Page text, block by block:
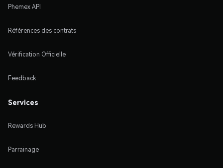
Phemex API
Références des contrats
Vérification Officielle
Feedback
Services
Rewards Hub
Parrainage